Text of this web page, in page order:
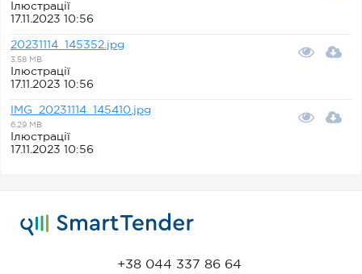
Ілюстрації
17.11.2023 10:56
20231114_145352.jpg
3.58 MB
Ілюстрації
17.11.2023 10:56
IMG_20231114_145410.jpg
6.29 MB
Ілюстрації
17.11.2023 10:56
+38 044 337 86 64